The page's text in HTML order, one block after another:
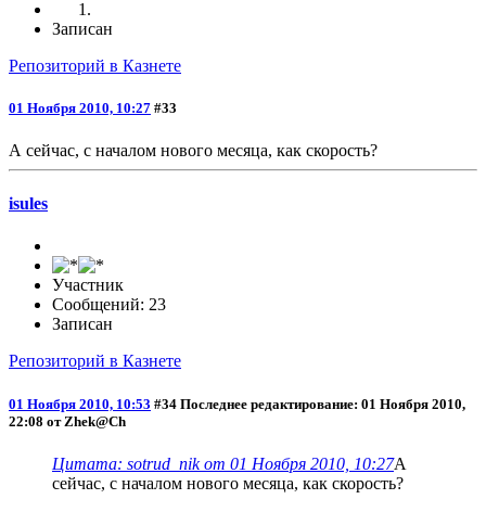
Записан
Репозиторий в Казнете
01 Ноября 2010, 10:27 #33
А сейчас, с началом нового месяца, как скорость?
isules
Участник
Сообщений: 23
Записан
Репозиторий в Казнете
01 Ноября 2010, 10:53 #34 Последнее редактирование: 01 Ноября 2010,
22:08 от Zhek@Ch
Цитата: sotrud_nik от 01 Ноября 2010, 10:27А
сейчас, с началом нового месяца, как скорость?